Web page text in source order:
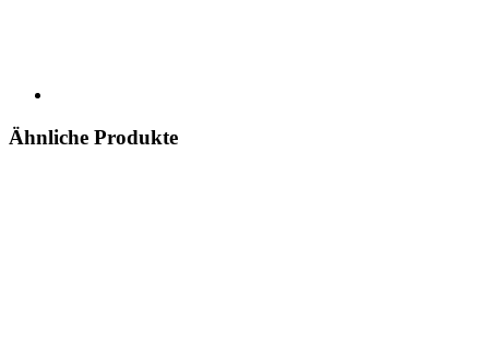
Ähnliche Produkte